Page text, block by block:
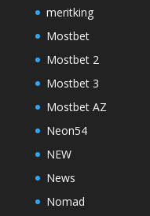
meritking
Mostbet
Mostbet 2
Mostbet 3
Mostbet AZ
Neon54
NEW
News
Nomad